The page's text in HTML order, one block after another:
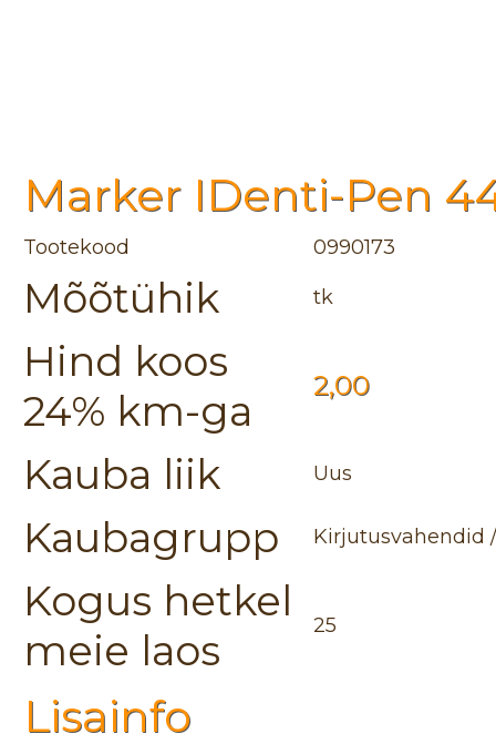
Marker IDenti-Pen
Tootekood 0990173
Mõõtühik tk
Hind koos
24% km-ga
2,00
Kauba liik Uus
Kaubagrupp Kirjutusvahendid
Kogus hetkel
meie laos
25
Lisainfo